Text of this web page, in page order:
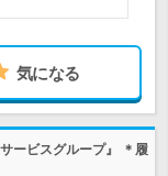
気になる
ービスグループ』 ＊履